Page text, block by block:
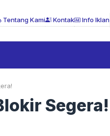
Tentang Kami Kontak Info Iklan
Segera!